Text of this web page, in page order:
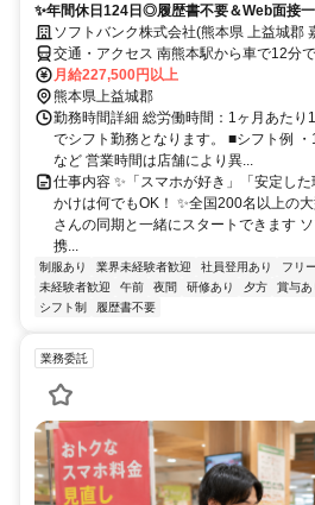
✨️年間休日124日◎履歴書不要＆Web面接
ソフトバンク株式会社(熊本県 上益城郡
交通・アクセス 南熊本駅から車で12分
月給227,500円以上
熊本県上益城郡
勤務時間詳細 総労働時間：1ヶ月あた
でシフト勤務となります。 ■シフト例
など 営業時間は店舗により異...
仕事内容 ✨️「スマホが好き」「安定し
かけは何でもOK！ ✨️全国200名以上の
さんの同期と一緒にスタートできます
携...
制服あり 業界未経験者歓迎 社員登用あり フリ
未経験者歓迎
午前 夜間 研修あり 夕方 賞与あ
シフト制
履歴書不要
業務委託